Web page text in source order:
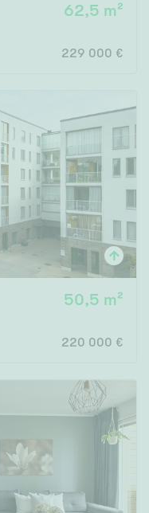
62,5 m²
229 000 €
50,5 m²
220 000 €